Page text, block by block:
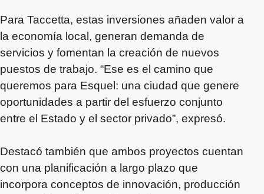
Para Taccetta, estas inversiones añaden valor a
la economía local, generan demanda de
servicios y fomentan la creación de nuevos
puestos de trabajo. “Ese es el camino que
queremos para Esquel: una ciudad que genere
oportunidades a partir del esfuerzo conjunto
entre el Estado y el sector privado”, expresó.
Destacó también que ambos proyectos cuentan
con una planificación a largo plazo que
incorpora conceptos de innovación, producción